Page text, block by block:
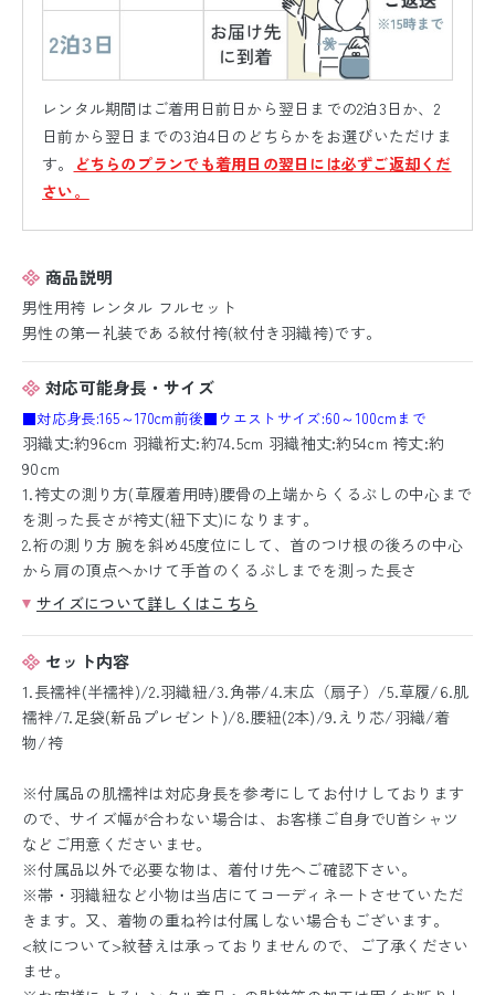
レンタル期間はご着用日前日から翌日までの2泊3日か、2
日前から翌日までの3泊4日のどちらかをお選びいただけま
す。
どちらのプランでも着用日の翌日には必ずご返却くだ
さい。
商品説明
男性用袴 レンタル フルセット
男性の第一礼装である紋付袴(紋付き羽織袴)です。
対応可能身長・サイズ
■対応身長:165～170cm前後■ウエストサイズ:60～100cmまで
羽織丈:約96cm 羽織裄丈:約74.5cm 羽織袖丈:約54cm 袴丈:約
90cm
1.袴丈の測り方(草履着用時)腰骨の上端からくるぶしの中心まで
を測った長さが袴丈(紐下丈)になります。
2.裄の測り方 腕を斜め45度位にして、首のつけ根の後ろの中心
から肩の頂点へかけて手首のくるぶしまでを測った長さ
サイズについて詳しくはこちら
セット内容
1.長襦袢(半襦袢)/2.羽織紐/3.角帯/4.末広（扇子）/5.草履/6.肌
襦袢/7.足袋(新品プレゼント)/8.腰紐(2本)/9.えり芯/羽織/着
物/袴
※付属品の肌襦袢は対応身長を参考にしてお付けしております
ので、サイズ幅が合わない場合は、お客様ご自身でU首シャツ
などご用意くださいませ。
※付属品以外で必要な物は、着付け先へご確認下さい。
※帯・羽織紐など小物は当店にてコーディネートさせていただ
きます。又、着物の重ね衿は付属しない場合もございます。
<紋について>紋替えは承っておりませんので、ご了承ください
ませ。